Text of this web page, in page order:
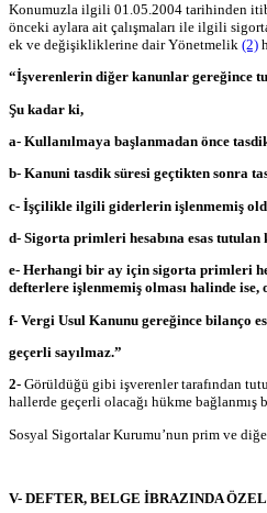
Konumuzla ilgili 01.05.2004 tarihinden
önceki aylara ait çalışmaları ile ilgili
ek ve değişikliklerine dair Yönetmelik (2)
“İşverenlerin diğer kanunlar gereğince
Şu kadar ki,
a- Kullanılmaya başlanmadan önce
b- Kanuni tasdik süresi geçtikten sonra
c- İşçilikle ilgili giderlerin işlenmemiş
d- Sigorta primleri hesabına esas
e- Herhangi bir ay için sigorta primleri
defterlere işlenmemiş olması halinde ise,
f- Vergi Usul Kanunu gereğince bilanço
geçerli sayılmaz.”
2- Görüldüğü gibi işverenler tarafından
hallerde geçerli olacağı hükme bağlanmış
Sosyal Sigortalar Kurumu’nun prim ve
V- DEFTER, BELGE İBRAZINDA